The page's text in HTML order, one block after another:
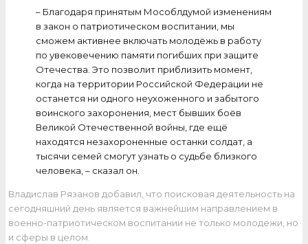
– Благодаря принятым Мособлдумой изменениям
в закон о патриотическом воспитании, мы
сможем активнее включать молодёжь в работу
по увековечению памяти погибших при защите
Отечества. Это позволит приблизить момент,
когда на территории Российской Федерации не
останется ни одного неухоженного и забытого
воинского захоронения, мест бывших боёв
Великой Отечественной войны, где ещё
находятся незахороненные останки солдат, а
тысячи семей смогут узнать о судьбе близкого
человека, – сказал он.
Владислав Рязанов добавил, что поисковая деятельность на
сегодняшний день является важнейшим направлением в
военно-патриотическом воспитании не только молодежи, но
и сферы в целом.